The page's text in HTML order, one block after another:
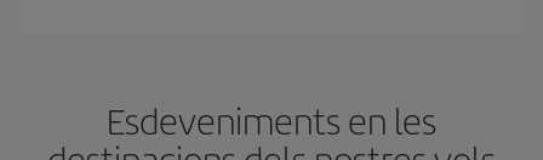
Esdeveniments en les